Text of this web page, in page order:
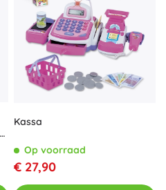
Kassa
Op voorraad
€ 27,90